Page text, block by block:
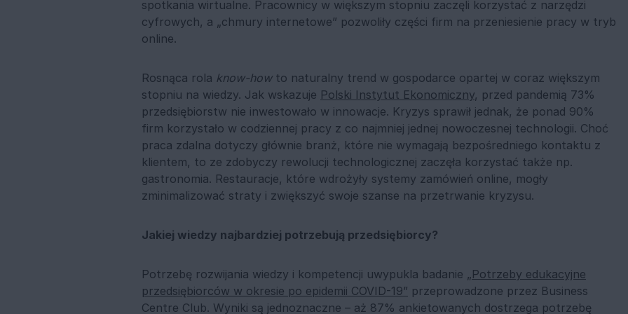
spotkania wirtualne. Pracownicy w większym stopniu zaczęli korzystać z narzędzi
cyfrowych, a „chmury internetowe” pozwoliły części firm na przeniesienie pracy w tryb
online.
Rosnąca rola know-how to naturalny trend w gospodarce opartej w coraz większym
stopniu na wiedzy. Jak wskazuje Polski Instytut Ekonomiczny, przed pandemią 73%
przedsiębiorstw nie inwestowało w innowacje. Kryzys sprawił jednak, że ponad 90%
firm korzystało w codziennej pracy z co najmniej jednej nowoczesnej technologii. Choć
praca zdalna dotyczy głównie branż, które nie wymagają bezpośredniego kontaktu z
klientem, to ze zdobyczy rewolucji technologicznej zaczęła korzystać także np.
gastronomia. Restauracje, które wdrożyły systemy zamówień online, mogły
zminimalizować straty i zwiększyć swoje szanse na przetrwanie kryzysu.
Jakiej wiedzy najbardziej potrzebują przedsiębiorcy?
Potrzebę rozwijania wiedzy i kompetencji uwypukla badanie „Potrzeby edukacyjne
przedsiębiorców w okresie po epidemii COVID-19” przeprowadzone przez Business
Centre Club. Wyniki są jednoznaczne – aż 87% ankietowanych dostrzega potrzebę